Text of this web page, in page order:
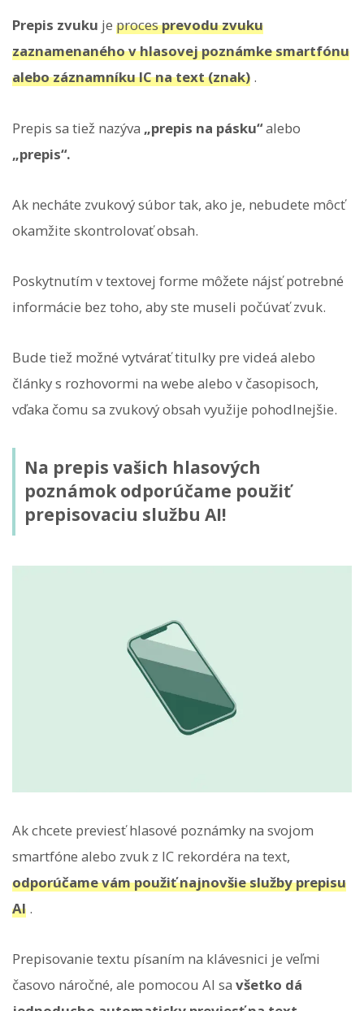
Prepis zvuku je procesprevodu zvuku
zaznamenaného v hlasovej poznámke smartfónu
alebo záznamníku IC na text (znak) .
Prepis sa tiež nazýva „prepis na pásku“alebo
„prepis“.
Ak necháte zvukový súbor tak, ako je, nebudete môcť
okamžite skontrolovať obsah.
Poskytnutím v textovej forme môžete nájsť potrebné
informácie bez toho, aby ste museli počúvať zvuk.
Bude tiež možné vytvárať titulky pre videá alebo
články s rozhovormi na webe alebo v časopisoch,
vďaka čomu sa zvukový obsah využije pohodlnejšie.
Na prepis vašich hlasových
poznámok odporúčame použiť
prepisovaciu službu AI!
Ak chcete previesť hlasové poznámky na svojom
smartfóne alebo zvuk z IC rekordéra na text,
odporúčame vám použiť najnovšie služby prepisu
AI .
Prepisovanie textu písaním na klávesnici je veľmi
časovo náročné, ale pomocou AI sa všetko dá